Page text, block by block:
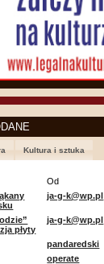
Kultura i sztuka
Od
ja-g-k@wp.pl
płyty
ja-g-k@wp.pl
pandaredski
operate